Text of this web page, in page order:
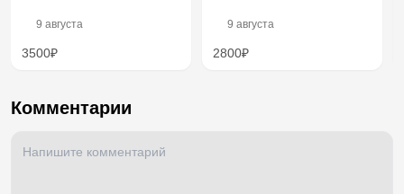
9 августа
3500₽
9 августа
2800₽
Комментарии